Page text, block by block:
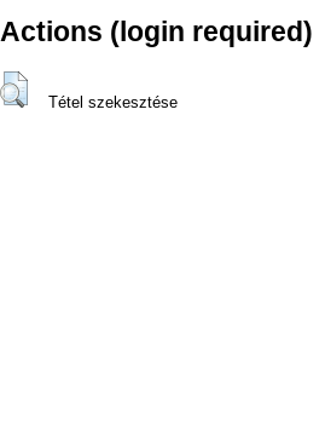
Actions (login required)
Tétel szekesztése